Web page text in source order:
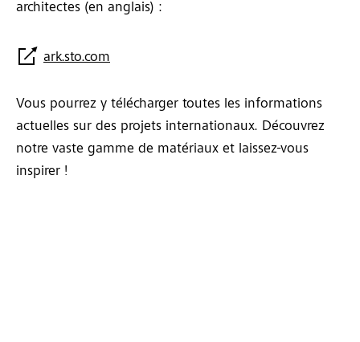
architectes (en anglais) :
ark.sto.com
Vous pourrez y télécharger toutes les informations
actuelles sur des projets internationaux. Découvrez
notre vaste gamme de matériaux et laissez-vous
inspirer !